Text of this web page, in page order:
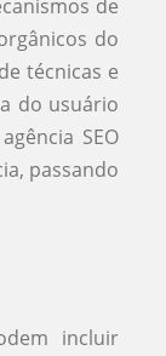
de
do
técnicas e
do usuário
SEO
passando
incluir